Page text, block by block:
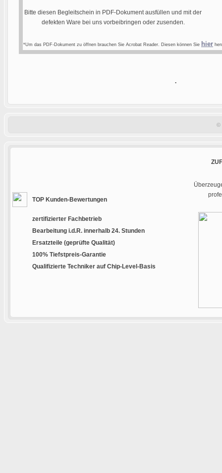
Bitte diesen Begleitschein in PDF-Dokument ausfüllen und mit der
defekten Ware bei uns vorbeibringen oder zusenden.
*Um das PDF-Dokument zu öffnen brauchen Sie Acrobat Reader. Diesen können Sie hier
.
©
TOP Kunden-Bewertungen
zertifizierter Fachbetrieb
Bearbeitung i.d.R. innerhalb 24. Stunden
Ersatzteile (geprüfte Qualität)
100% Tiefstpreis-Garantie
Qualifizierte Techniker auf Chip-Level-Basis